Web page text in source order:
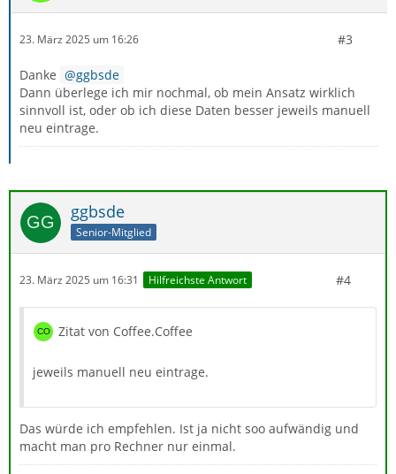
23. März 2025 um 16:26 #3
Danke
ggbsde
Dann überlege ich mir nochmal, ob mein Ansatz wirklich
sinnvoll ist, oder ob ich diese Daten besser jeweils manuell
neu eintrage.
ggbsde
Senior-Mitglied
23. März 2025 um 16:31 Hilfreichste Antwort #4
Zitat von Coffee.Coffee
jeweils manuell neu eintrage.
Das würde ich empfehlen. Ist ja nicht soo aufwändig und
macht man pro Rechner nur einmal.